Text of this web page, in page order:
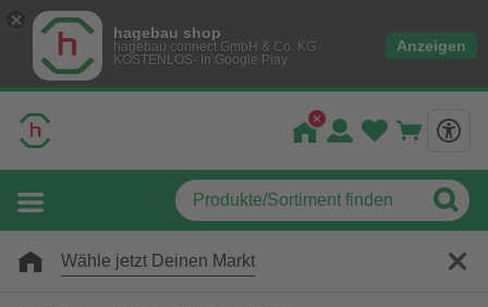
hagebau shop
hagebau connect GmbH & Co. KG
KOSTENLOS- In Google Play
Anzeigen
Wähle jetzt Deinen Markt